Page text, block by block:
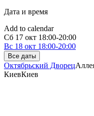
Дата и время
Add to calendar
Сб 17 окт 18:00-20:00
Вс 18 окт 18:00-20:00
Все даты
Октябрьский Дворец
КиевКиев